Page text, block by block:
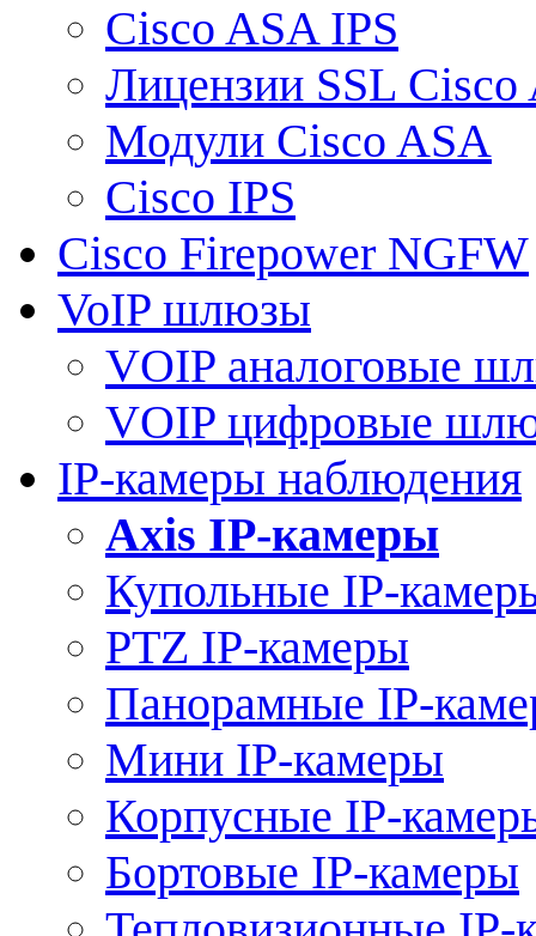
Cisco ASA IPS
Лицензии SSL Cisco
Модули Cisco ASA
Cisco IPS
Cisco Firepower NGFW
VoIP шлюзы
VOIP аналоговые
VOIP цифровые
IP-камеры наблюдения
Axis IP-камеры
Купольные IP-
PTZ IP-камеры
Панорамные IP-
Мини IP-камеры
Корпусные IP-
Бортовые IP-камеры